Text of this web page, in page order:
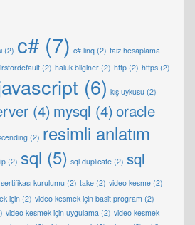
(2) c# (7) c# linq (2) faiz hesaplama
(2) haluk bilginer (2) http (2) https (2)
(6) kış uykusu (2)
(4) mysql (4)oracle
(2) resimli anlatım
(2) sql (5) sql duplicate (2) sql
kurulumu(2) take (2) video kesme (2)
için (2) video kesmek için basit program (2)
video kesmek için uygulama (2) video kesmek